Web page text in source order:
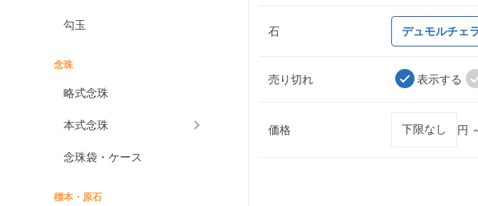
勾玉
念珠
略式念珠
本式念珠
念珠袋・ケース
標本・原石
石 デュモルチェ
売り切れ 表示する
価格 円